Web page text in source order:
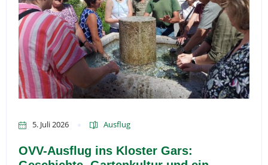
5. Juli 2026 Ausflug
OVV-Ausflug ins Kloster Gars: